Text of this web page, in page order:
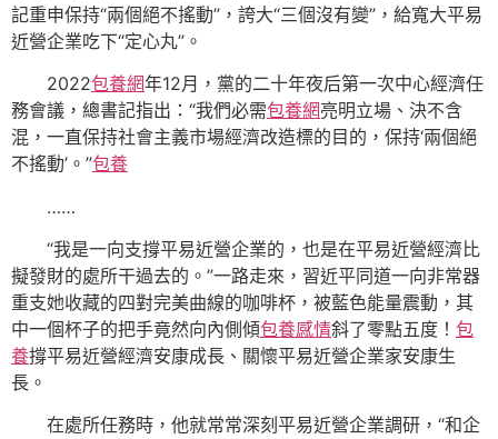
記重申保持“兩個絕不搖動”，誇大“三個沒有變”，給寬大平易
近營企業吃下“定心丸”。
2022包養網年12月，黨的二十年夜后第一次中心經濟任
務會議，總書記指出：“我們必需包養網亮明立場、決不含
混，一直保持社會主義市場經濟改造標的目的，保持‘兩個絕
不搖動’。”包養
……
“我是一向支撐平易近營企業的，也是在平易近營經濟比
擬發財的處所干過去的。”一路走來，習近平同道一向非常器
重支她收藏的四對完美曲線的咖啡杯，被藍色能量震動，其
中一個杯子的把手竟然向內側傾包養感情斜了零點五度！ 包
養撐平易近營經濟安康成長、關懷平易近營企業家安康生
長。
在處所任務時，他就常常深刻平易近營企業調研，“和企